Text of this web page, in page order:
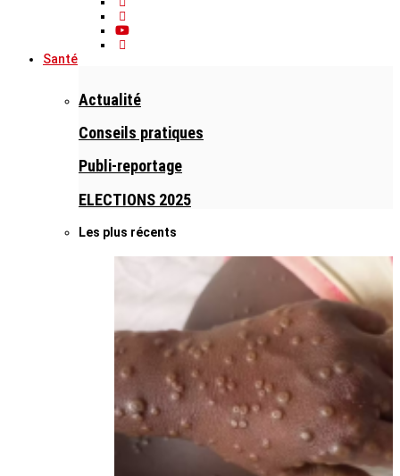
Santé
Actualité
Conseils pratiques
Publi-reportage
ELECTIONS 2025
Les plus récents